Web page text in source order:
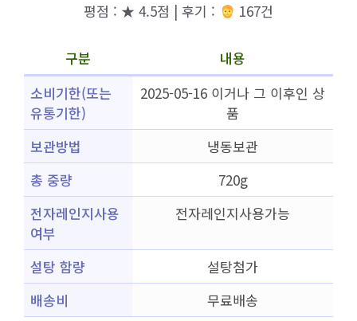
평점 : ★ 4.5점 | 후기 : 167건
구분
내용
소비기한(또는
유통기한)
2025-05-16 이거나 그 이후인 상
품
보관방법
냉동보관
총 중량
720g
전자레인지사용
여부
전자레인지사용가능
설탕 함량
설탕첨가
배송비
무료배송